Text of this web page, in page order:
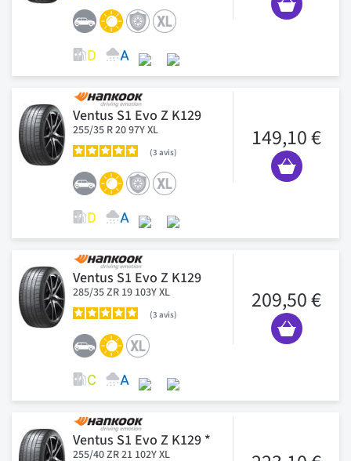
Ventus S1 Evo Z K129
255/35 R 20 97Y XL
3 avis
149,10 €
Ventus S1 Evo Z K129
285/35 ZR 19 103Y XL
3 avis
209,50 €
Ventus S1 Evo Z K129 *
255/40 ZR 21 102Y XL